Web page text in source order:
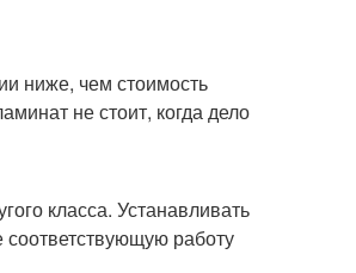
ниже, чем стоимость
не стоит, когда дело
класса. Устанавливать
работу